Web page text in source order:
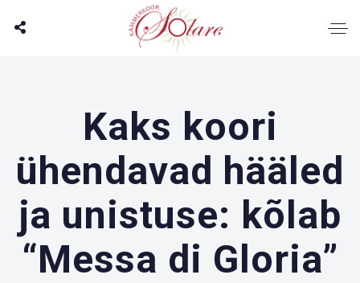
Kaks koori
ühendavad hääled
ja unistuse: kõlab
“Messa di Gloria”